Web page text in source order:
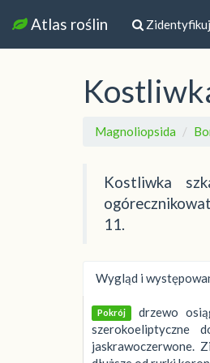
Atlas roślin
Magnoliopsida
Kostliwka
11.
Wygląd i
Pokrój drzewo
szerokoeliptyczne
jaskrawoczerwone.